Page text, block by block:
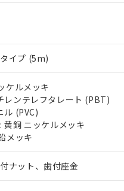
イプ (5m)
ケルメッキ
レンテレフタレート (PBT)
ル (PVC)
黄銅 ニッケルメッキ
メッキ
ナット、歯付座金